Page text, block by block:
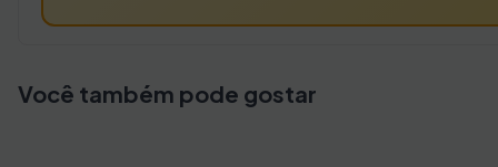
Você também pode gostar